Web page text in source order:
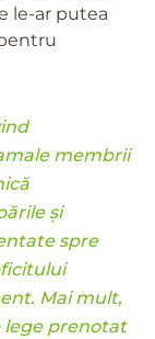
le-ar putea
membrii
și
spre
Mai mult,
lege prenotat